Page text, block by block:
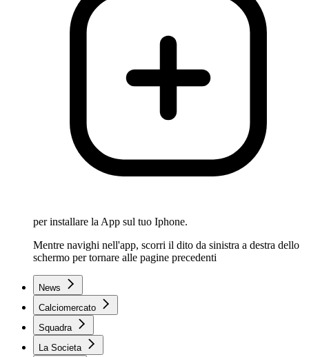
per installare la App sul tuo Iphone.
Mentre navighi nell'app, scorri il dito da sinistra a destra dello
schermo per tornare alle pagine precedenti
News
Calciomercato
Squadra
La Societa